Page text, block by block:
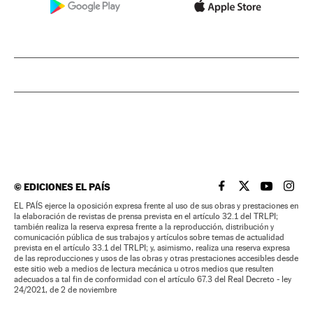
©EDICIONES EL PAÍS EL PAÍS BRASIL EN
EL PAÍSEL PAÍS
EL
EL PAÍS ejerce la oposición expresa frente al uso de sus obras y prestaciones en
la elaboración de revistas de prensa prevista en el artículo 32.1 del TRLPI;
también realiza la reserva expresa frente a la reproducción, distribución y
comunicación pública de sus trabajos y artículos sobre temas de actualidad
prevista en el artículo 33.1 del TRLPI; y, asimismo, realiza una reserva expresa
de las reproducciones y usos de las obras y otras prestaciones accesibles desde
este sitio web a medios de lectura mecánica u otros medios que resulten
adecuados a tal fin de conformidad con el artículo 67.3 del Real Decreto - ley
24/2021, de 2 de noviembre